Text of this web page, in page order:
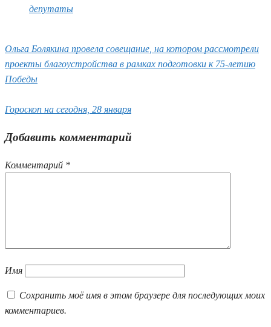
депутаты
Ольга Болякина провела совещание, на котором рассмотрели
проекты благоустройства в рамках подготовки к 75-летию
Победы
Гороскоп на сегодня, 28 января
Добавить комментарий
Комментарий *
Имя
Сохранить моё имя в этом браузере для последующих моих
комментариев.